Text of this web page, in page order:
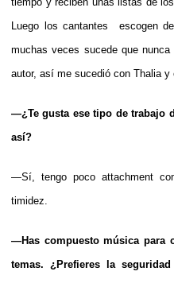
Luego los cantantes escogen
muchas veces sucede que
autor, así me sucedió con Thalia y
—¿Te gusta ese tipo de trabajo
así?
—Sí, tengo poco attachment
timidez.
—Has compuesto música para
temas. ¿Prefieres la